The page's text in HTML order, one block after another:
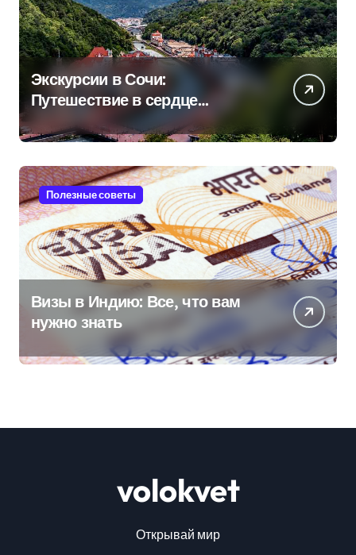
Экскурсии в Сочи:
Путешествие в сердце
Черноморского курорта
Полезные советы
Визы в Индию: Все, что вам
нужно знать
volokvet
Открывай мир